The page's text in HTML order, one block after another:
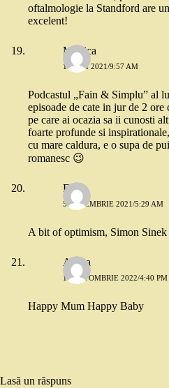
oftalmologie la Standford are
excelent!
Monica
19 MAI 2021/9:57 AM
Podcastul „Fain & Simplu” al
episoade de cate in jur de 2
pe care ai ocazia sa ii cunosti
foarte profunde si
cu mare caldura, e o supa de
romanesc 😉
Elena
5 DECEMBRIE 2021/5:29 AM
A bit of optimism, Simon Sinek
Andra
18 OCTOMBRIE 2022/4:40 PM
Happy Mum Happy Baby
Lasă un răspuns